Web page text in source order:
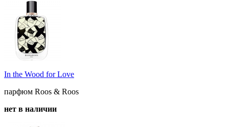
In the Wood for Love
парфюм Roos & Roos
нет в наличии